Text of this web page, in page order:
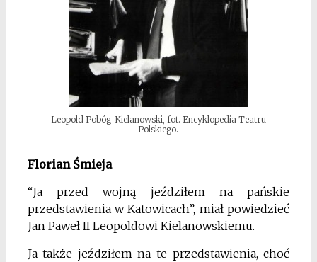
Leopold Pobóg-Kielanowski, fot. Encyklopedia Teatru
Polskiego.
Florian Śmieja
“Ja przed wojną jeździłem na pańskie
przedstawienia w Katowicach”, miał powiedzieć
Jan Paweł II Leopoldowi Kielanowskiemu.
Ja także jeździłem na te przedstawienia, choć